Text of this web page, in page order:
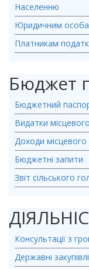
Населенню
Юридичним
Платникам
Бюджет
Бюджетний
Видатки
Доходи
Бюджетні запити
Звіт сільського
Консультації з
Державні закупівлі